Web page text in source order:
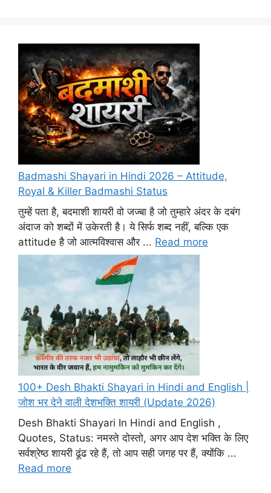
Badmashi Shayari in Hindi 2026 – Attitude,
Royal & Killer Badmashi Status
तुम्हें पता है, बदमाशी शायरी वो जज्बा है जो तुम्हारे अंदर के दबंग
अंदाज को शब्दों में उकेरती है। ये सिर्फ शब्द नहीं, बल्कि एक
attitude है जो आत्मविश्वास और ... Read more
100+ Desh Bhakti Shayari in Hindi and English |
जोश भर देने वाली देशभक्ति शायरी (Update 2026)
Desh Bhakti Shayari In Hindi and English ,
Quotes, Status: नमस्ते दोस्तो, अगर आप देश भक्ति के लिए
सर्वश्रेष्ठ शायरी ढूंढ रहे हैं, तो आप सही जगह पर हैं, क्योंकि ...
Read more